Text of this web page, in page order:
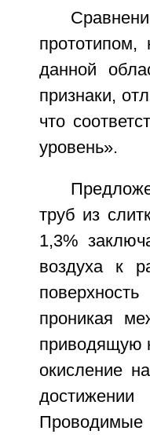
данной
признаки,
что
уровень».
труб из
1,3%
воздуха к
проникая
приводящую
окисление